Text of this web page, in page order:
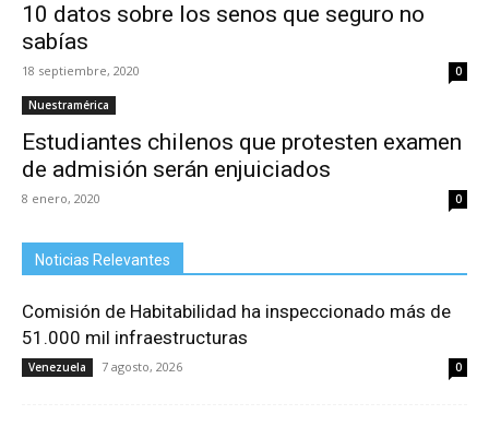
10 datos sobre los senos que seguro no
sabías
18 septiembre, 2020 0
Nuestramérica
Estudiantes chilenos que protesten examen
de admisión serán enjuiciados
8 enero, 2020 0
Noticias Relevantes
Comisión de Habitabilidad ha inspeccionado más de
51.000 mil infraestructuras
Venezuela 7 agosto, 2026 0